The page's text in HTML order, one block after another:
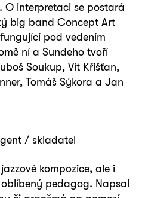
O interpretaci se postará
big band Concept Art
pod vedením
ní a Sundeho tvoří
Soukup, Vít Křišťan,
Tomáš Sýkora a Jan
/ skladatel
kompozice, ale i
pedagog. Napsal